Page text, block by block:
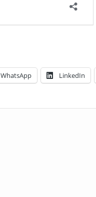
WhatsApp LinkedIn